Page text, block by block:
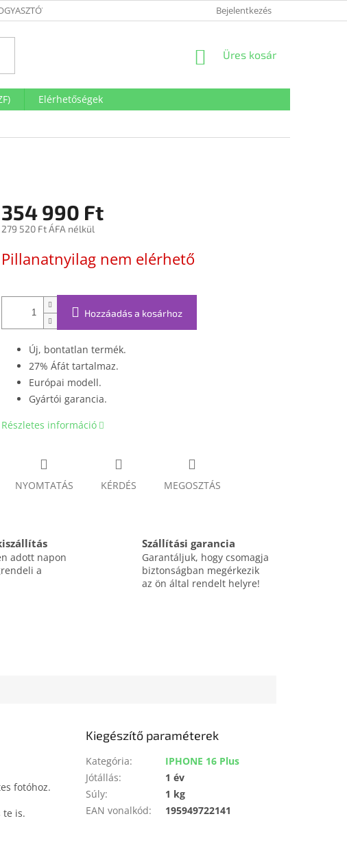
TÁJÉKOZTATÓ SÜTI TÁJÉKOZTATÓ IMPRESSZUM
Bejelentkezés
KOSÁR
Üres kosár
Elérhetőségek
354 990 Ft
279 520 Ft ÁFA nélkül
Pillanatnyilag nem elérhető
Hozzáadás a kosárhoz
Új, bontatlan termék.
27% Áfát tartalmaz.
Európai modell.
Gyártói garancia.
Részletes információ
NYOMTATÁS KÉRDÉS MEGOSZTÁS
adott napon
a
Szállítási garancia
Garantáljuk, hogy csomagja
biztonságban megérkezik
az ön által rendelt helyre!
fotóhoz.
te is.
Kiegészítő paraméterek
Kategória:
IPHONE 16 Plus
Jótállás:
1 év
Súly:
1 kg
EAN vonalkód: 195949722141